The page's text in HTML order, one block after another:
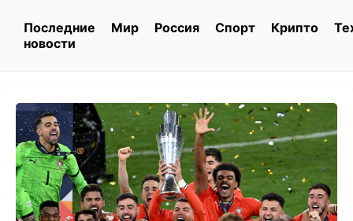
Последние
новости
Мир Россия Спорт Крипто